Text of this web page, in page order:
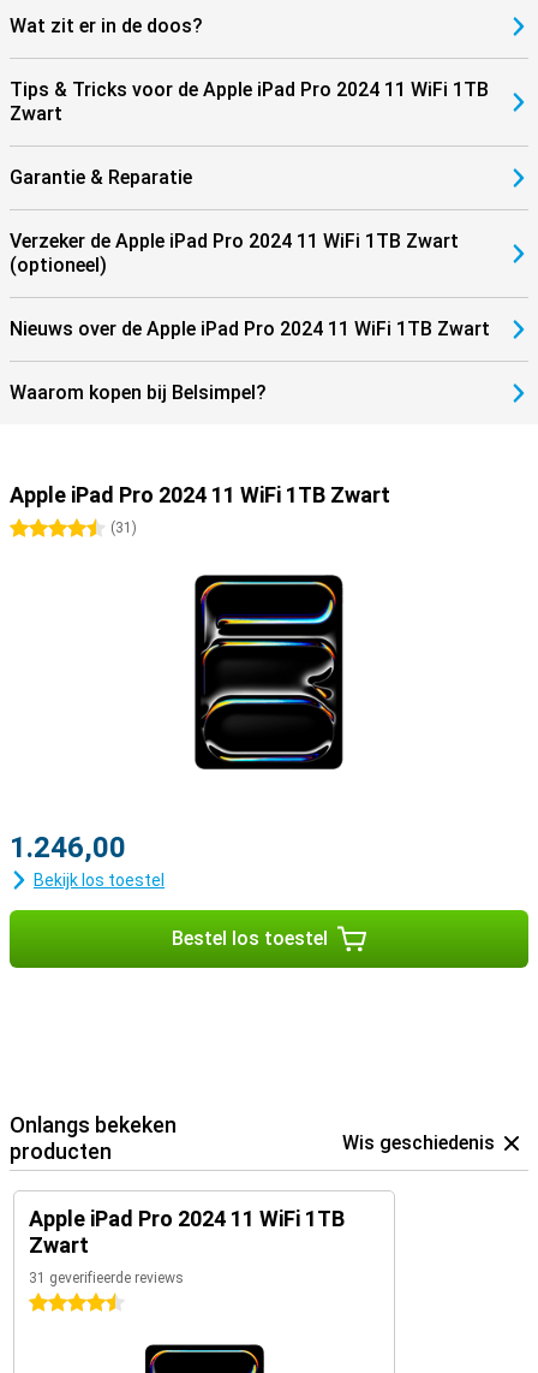
en jouw favoriete bezigheden, kun je pro-apps draaien, veeleisende
games spelen en werken aan creatieve projecten van elk niveau,
allemaal met een intuïtieve touch-interface. Ervaar de toekomst
van technologie met de nieuwe nieuwe iPad Pro 2024 . Met zijn
baanbrekende M4-chip, verbluffende display en ongeëvenaarde
prestaties, zal deze tablet je verwachtingen overstijgen en je
inspireren om meer te doen dan ooit tevoren.
Wat zit er in de doos?
Tips & Tricks voor de Apple iPad Pro 2024 11 WiFi 1TB
Zwart
Garantie & Reparatie
Verzeker de Apple iPad Pro 2024 11 WiFi 1TB Zwart
(optioneel)
Nieuws over de Apple iPad Pro 2024 11 WiFi 1TB Zwart
Waarom kopen bij Belsimpel?
Apple iPad Pro 2024 11 WiFi 1TB Zwart
4.5 sterren
(31 )
1.246,00
Bekijk los toestel
Bestel los toestel
Onlangs bekeken
producten
Wis geschiedenis
Apple iPad Pro 2024 11 WiFi 1TB
Zwart
31 geverifieerde reviews
4.5 sterren